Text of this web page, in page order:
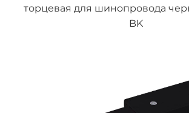
торцевая для шинопровода
BK